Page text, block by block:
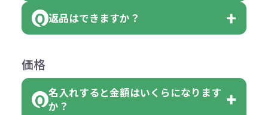
は、100個以上でしたら、何個でも
可能です。
れ等分で100個ずつ入って参ります。
（割り切れない場合は数個単位で前
す。
い。
例えば…
お客様都合でのキャンセルは、制作
がございます。
ご注文の際は、十分にご確認・ご検
返品はできますか？
めご了承ください。
ただし下記の場合は承っております
価格
名入れすると金額はいくらになります
か？